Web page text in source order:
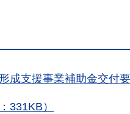
成支援事業補助金交付
331KB）